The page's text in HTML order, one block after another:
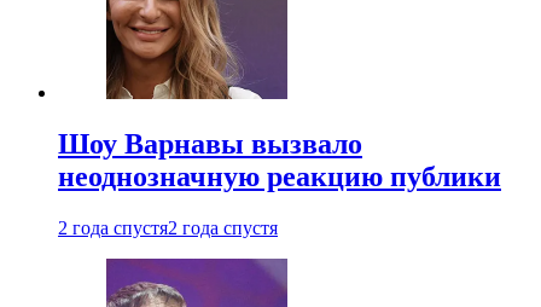
Шоу Варнавы вызвало
неоднозначную реакцию публики
2 года спустя2 года спустя